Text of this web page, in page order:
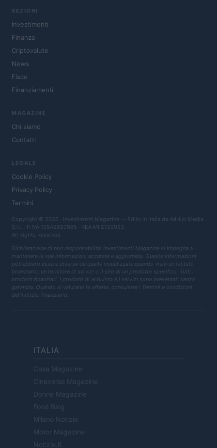
SEZIONI
Investimenti
Finanza
Criptovalute
News
Fisco
Finanziamenti
MAGAZINE
Chi siamo
Contatti
LEGALE
Cookie Policy
Privacy Policy
Termini
Copyright © 2026 · Investimenti Magazine — Edito in Italia da AdHub Media
S.r.l. · P.IVA 13542920965 · REA MI 2729933
All Rights Reserved
Dichiarazione di non responsabilità: Investimenti Magazine si impegna a
mantenere le sue informazioni accurate e aggiornate. Queste informazioni
potrebbero essere diverse da quelle visualizzate quando visiti un istituto
finanziario, un fornitore di servizi o il sito di un prodotto specifico. Tutti i
prodotti finanziari, i prodotti di acquisto e i servizi sono presentati senza
garanzia. Quando si valutano le offerte, consultare i Termini e condizioni
dell'istituto finanziario.
ITALIA
Casa Magazine
Cineverse Magazine
Donne Magazine
Food Blog
Milano Notizie
Motor Magazine
Notizie.it